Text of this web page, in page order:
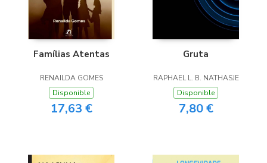
Famílias Atentas
RENAILDA GOMES
Disponible
17,63 €
Gruta
RAPHAEL L. B. NATHASJE
Disponible
7,80 €